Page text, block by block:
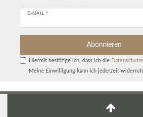
E-MAIL *
Abonnieren
Hiermit bestätige ich, dass ich die
Meine Einwilligung kann ich jederzeit